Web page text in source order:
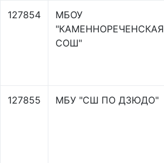
127854
МБОУ
"КАМЕННОРЕЧЕНСКАЯ
СОШ"
127855 МБУ "СШ ПО ДЗЮДО"